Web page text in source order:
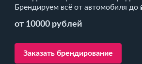
Брендируем всё от автомобиля до
от 10000 рублей
Заказать брендирование